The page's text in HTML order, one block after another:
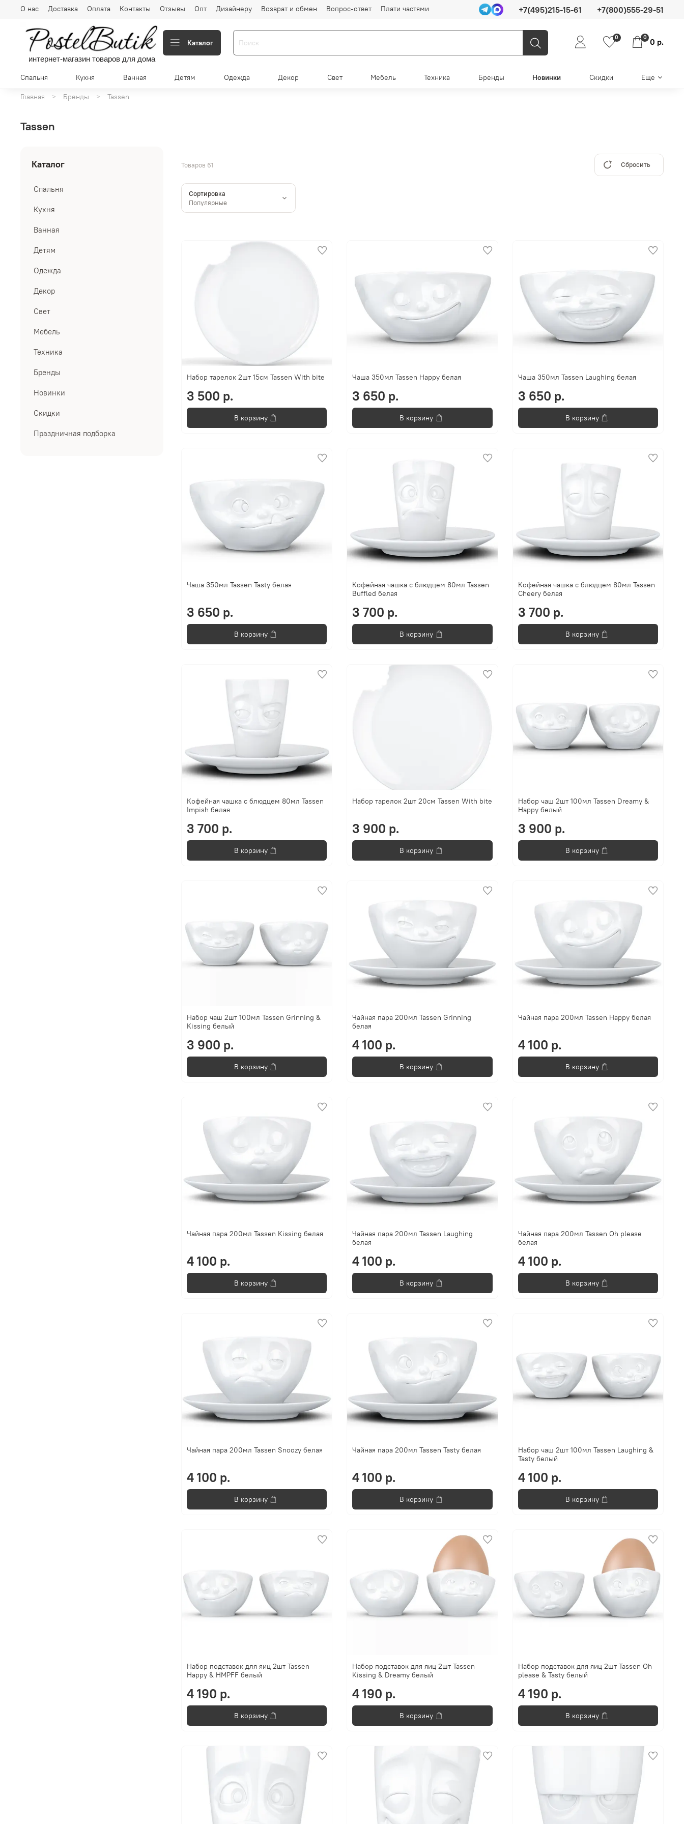
О нас Доставка Оплата Контакты Отзывы Опт Дизайнеру Возврат и обмен Вопрос-ответ Плати частями +7(495)215-15-61 +7(800)555-29-51
интернет-магазин товаров для дома
Каталог
0 0 0 р.
Спальня Кухня Ванная Детям Одежда Декор Свет Мебель Техника Бренды Новинки Скидки Еще
Главная Бренды Tassen
Tassen
Товаров 61 Сбросить
Сортировка
Набор тарелок 2шт 15см Tassen With bite
3 500 р.
В корзину
Чаша 350мл Tassen Happy белая
3 650 р.
В корзину
Чаша 350мл Tassen Laughing белая
3 650 р.
В корзину
Чаша 350мл Tassen Tasty белая
3 650 р.
В корзину
Кофейная чашка с блюдцем 80мл Tassen
Buffled белая
3 700 р.
В корзину
Кофейная чашка с блюдцем 80мл Tassen
Cheery белая
3 700 р.
В корзину
Кофейная чашка с блюдцем 80мл Tassen
Impish белая
3 700 р.
В корзину
Набор тарелок 2шт 20см Tassen With bite
3 900 р.
В корзину
Набор чаш 2шт 100мл Tassen Dreamy &
Happy белый
3 900 р.
В корзину
Набор чаш 2шт 100мл Tassen Grinning &
Kissing белый
3 900 р.
В корзину
Чайная пара 200мл Tassen Grinning
белая
4 100 р.
В корзину
Чайная пара 200мл Tassen Happy белая
4 100 р.
В корзину
Чайная пара 200мл Tassen Kissing белая
4 100 р.
В корзину
Чайная пара 200мл Tassen Laughing
белая
4 100 р.
В корзину
Чайная пара 200мл Tassen Oh please
белая
4 100 р.
В корзину
Чайная пара 200мл Tassen Snoozy белая
4 100 р.
В корзину
Чайная пара 200мл Tassen Tasty белая
4 100 р.
В корзину
Набор чаш 2шт 100мл Tassen Laughing &
Tasty белый
4 100 р.
В корзину
Набор подставок для яиц 2шт Tassen
Happy & HMPFF белый
4 190 р.
В корзину
Набор подставок для яиц 2шт Tassen
Kissing & Dreamy белый
4 190 р.
В корзину
Набор подставок для яиц 2шт Tassen Oh
please & Tasty белый
4 190 р.
В корзину
Каталог
Спальня
Кухня
Ванная
Детям
Одежда
Декор
Свет
Мебель
Техника
Бренды
Новинки
Скидки
Праздничная подборка